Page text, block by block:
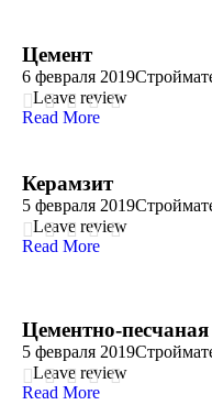
Цемент
6 февраля 2019
Leave review
Read More
Керамзит
5 февраля 2019
Leave review
Read More
Цементно-песчаная
5 февраля 2019
Leave review
Read More